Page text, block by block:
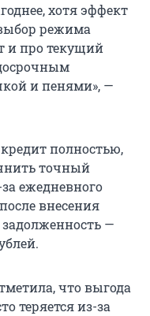
хотя эффект
режима
и про текущий
и пенями», —
полностью,
точный
ежедневного
внесения
задолженность —
что выгода
теряется из-за